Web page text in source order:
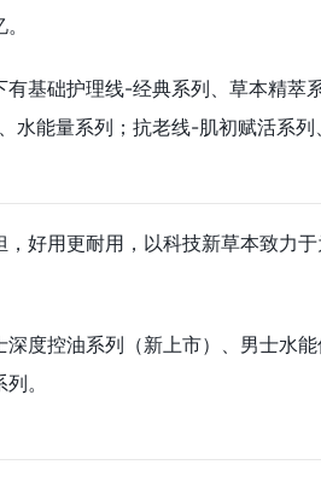
基础护理线-经典系列、草本精萃
水能量系列；抗老线-肌初赋活系列
好用更耐用，以科技新草本致力
度控油系列（新上市）、男士水能
。